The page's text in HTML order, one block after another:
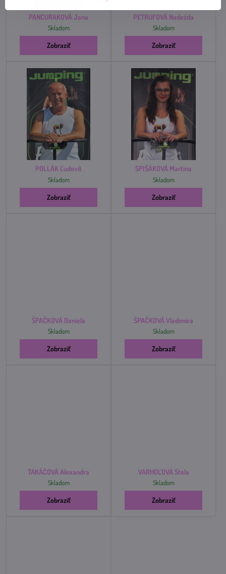
PANCURAKOVÁ Jana
Skladom
Zobraziť
PETRUFOVÁ Nadežda
Skladom
Zobraziť
POLLÁK Ľudovít
Skladom
Zobraziť
SPIŠÁKOVÁ Martina
Skladom
Zobraziť
ŠPAČKOVÁ Daniela
Skladom
Zobraziť
ŠPAČKOVÁ Vladimíra
Skladom
Zobraziť
TAKÁČOVÁ Alexandra
Skladom
Zobraziť
VARHOĽOVÁ Stela
Skladom
Zobraziť